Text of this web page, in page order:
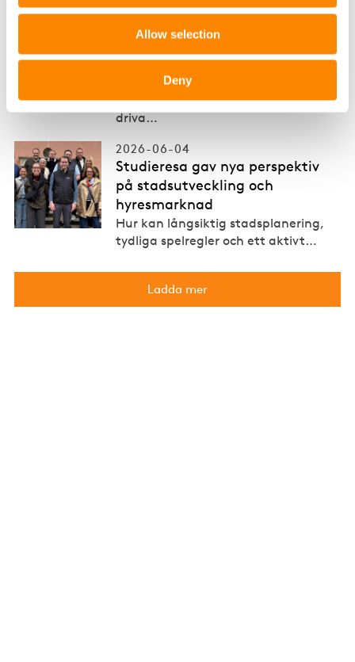
Allow selection
Deny
2026-06-12
Analys: Fjärrvärmebolag med
hög skuldsättningar driver upp
värmepriserna
Hög skuldsättning i delar av
fjärrvärmesektorn riskerar att
driva…
2026-06-04
Studieresa gav nya perspektiv
på stadsutveckling och
hyresmarknad
Hur kan långsiktig stadsplanering,
tydliga spelregler och ett aktivt…
Ladda mer